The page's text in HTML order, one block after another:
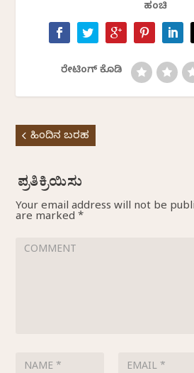
ಹಂಚಿ
ರೇಟಿಂಗ್ ಕೊಡಿ
ಹಿಂದಿನ ಬರಹ
Your email address will not be
are marked *